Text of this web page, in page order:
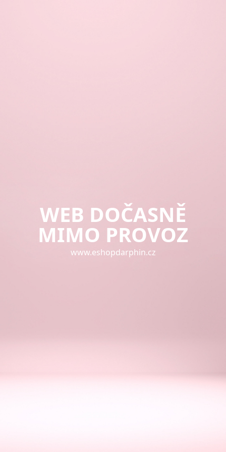
WEB DOČASNĚ
MIMO PROVOZ
www.eshopdarphin.cz